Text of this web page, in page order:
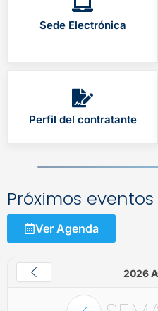
Sede Electrónica
Perfil del contratante
Próximos eventos
Ver Agenda
2026